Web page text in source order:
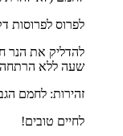
לפרוס לפרוסות דקות 1 תפוז+1 לימון עם הקליפה
להדליק את הנר
שעה ללא
זהירות: לחמם
לחיים טובים!